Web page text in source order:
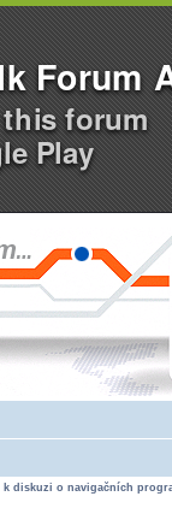
Forum
forum
Play
diskuzi o navigačních